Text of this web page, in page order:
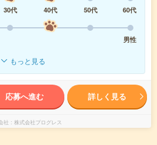
30代 40代 50代
60代
男性
もっと見る
応募へ進む 詳しく見る
社 株式会社プログレス